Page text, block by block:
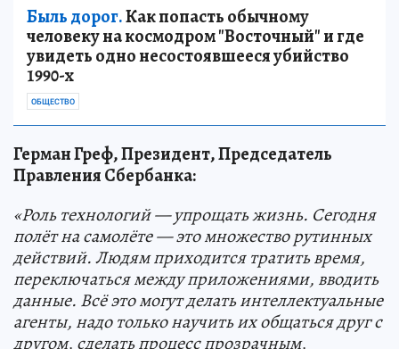
Быль дорог.Как попасть обычному
человеку на космодром "Восточный" и где
увидеть одно несостоявшееся убийство
1990-х
ОБЩЕСТВО
Герман Греф, Президент, Председатель
Правления Сбербанка:
«Роль технологий — упрощать жизнь. Сегодня
полёт на самолёте — это множество рутинных
действий. Людям приходится тратить время,
переключаться между приложениями, вводить
данные. Всё это могут делать интеллектуальные
агенты, надо только научить их общаться друг с
другом, сделать процесс прозрачным,